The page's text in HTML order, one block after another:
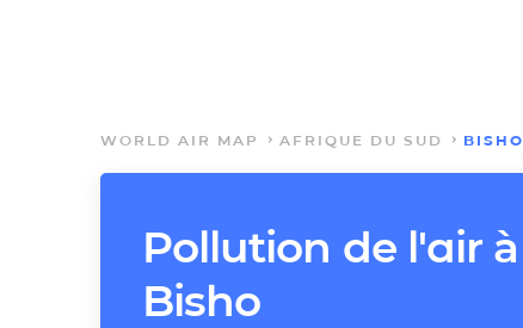
WORLD AIR MAP AFRIQUE DU SUD BISHO
Pollution de l'air à
Bisho